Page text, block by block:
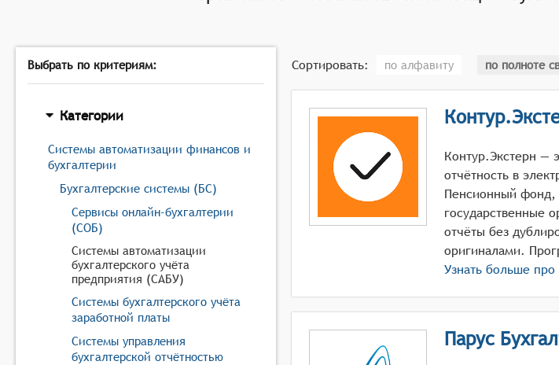
Единая база данных по текущему состоянию бухгалтерского учёта и архивным
непротиворечивость учётной информации, а также упрощает процесс её анализа и
Выбрать по критериям:
Категории
Системы автоматизации финансов и
бухгалтерии
Бухгалтерские системы (БС)
Сервисы онлайн-бухгалтерии
(СОБ)
Системы автоматизации
бухгалтерского учёта
предприятия (САБУ)
Системы бухгалтерского учёта
заработной платы
Системы управления
бухгалтерской отчётностью
Сортировать: по алфавиту по полноте
Контур.Экстерн —
отчётность в
Пенсионный фонд,
государственные
отчёты без
Узнать больше про
Парус